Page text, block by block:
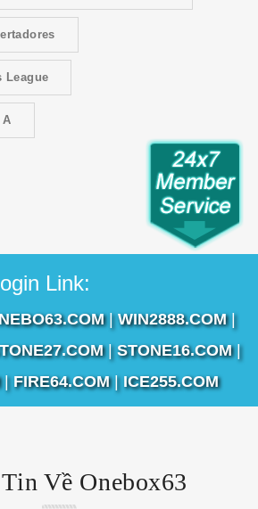
League
Link:
|WIN2888.COM|
|STONE16.COM|
| FIRE64.COM| ICE255.COM
Về Onebox63